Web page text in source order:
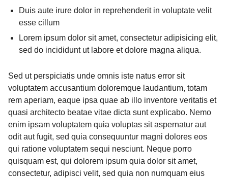
Duis aute irure dolor in reprehenderit in voluptate velit
esse cillum
Lorem ipsum dolor sit amet, consectetur adipisicing elit,
sed do incididunt ut labore et dolore magna aliqua.
Sed ut perspiciatis unde omnis iste natus error sit
voluptatem accusantium doloremque laudantium, totam
rem aperiam, eaque ipsa quae ab illo inventore veritatis et
quasi architecto beatae vitae dicta sunt explicabo. Nemo
enim ipsam voluptatem quia voluptas sit aspernatur aut
odit aut fugit, sed quia consequuntur magni dolores eos
qui ratione voluptatem sequi nesciunt. Neque porro
quisquam est, qui dolorem ipsum quia dolor sit amet,
consectetur, adipisci velit, sed quia non numquam eius